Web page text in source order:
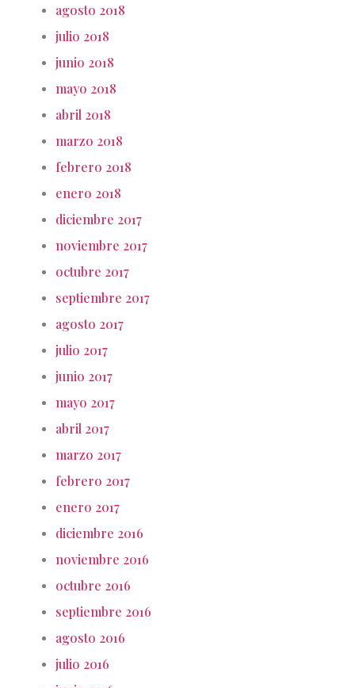
agosto 2018
julio 2018
junio 2018
mayo 2018
abril 2018
marzo 2018
febrero 2018
enero 2018
diciembre 2017
noviembre 2017
octubre 2017
septiembre 2017
agosto 2017
julio 2017
junio 2017
mayo 2017
abril 2017
marzo 2017
febrero 2017
enero 2017
diciembre 2016
noviembre 2016
octubre 2016
septiembre 2016
agosto 2016
julio 2016